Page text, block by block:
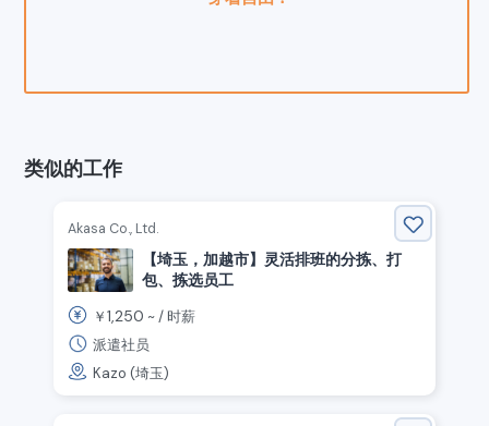
类似的工作
Akasa Co., Ltd.
【埼玉，加越市】灵活排班的分拣、打
包、拣选员工
￥1,250 ~ /时薪
派遣社员
Kazo (埼玉)